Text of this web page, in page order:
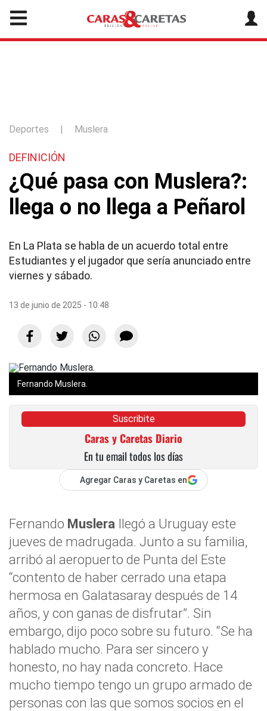
Deportes | Muslera
DEFINICIÓN
¿Qué pasa con Muslera?:
llega o no llega a Peñarol
En La Plata se habla de un acuerdo total entre
Estudiantes y el jugador que sería anunciado entre
viernes y sábado.
13 de junio de 2025 - 10:48
Fernando Muslera.
Suscribite
Caras y Caretas Diario
En tu email todos los días
Agregar Caras y Caretas en
Fernando Muslera llegó a Uruguay este
jueves de madrugada. Junto a su familia,
arribó al aeropuerto de Punta del Este
“contento de haber cerrado una etapa
hermosa en Galatasaray después de 14
años, y con ganas de disfrutar”. Sin
embargo, dijo poco sobre su futuro. “Se ha
hablado mucho. Para ser sincero y
honesto, no hay nada concreto. Hace
mucho tiempo tengo un grupo armado de
personas con las que somos socios en el